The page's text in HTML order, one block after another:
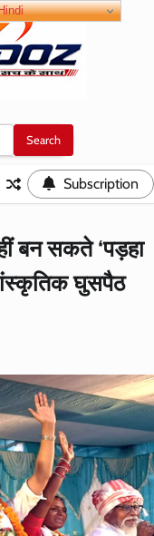
Subscription
बन सकते ‘पड़हा
घुसपैठ